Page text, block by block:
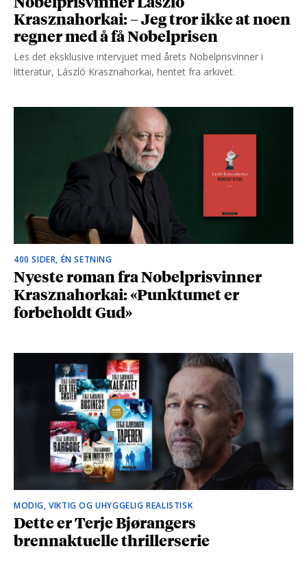
Krasznahorkai: – Jeg tror ikke at noen
regner med å få Nobelprisen
Les det eksklusive intervjuet med årets Nobelprisvinner i
litteratur, László Krasznahorkai, hentet fra arkivet.
400 SIDER, ÉN SETNING
Nyeste roman fra Nobelprisvinner
Krasznahorkai: «Punktumet er
forbeholdt Gud»
MODIG, VIKTIG OG UHYGGELIG REALISTISK
Dette er Terje Bjørangers
brennaktuelle thrillerserie